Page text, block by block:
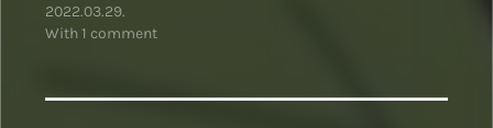
2022.03.29.
With 1 comment